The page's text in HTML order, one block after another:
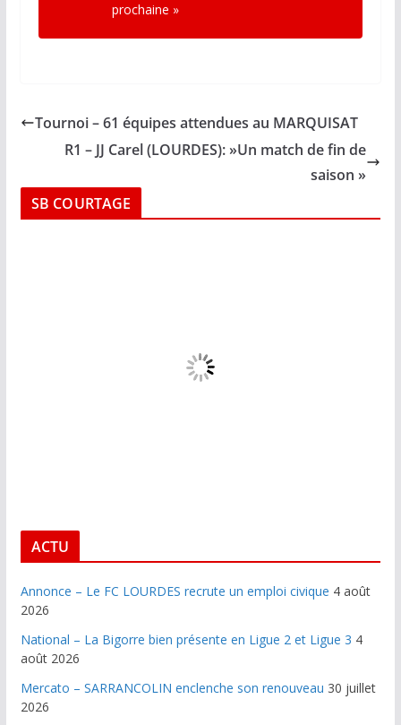
prochaine »
Tournoi – 61 équipes attendues au MARQUISAT
R1 – JJ Carel (LOURDES): »Un match de fin de
saison »
SB COURTAGE
ACTU
Annonce – Le FC LOURDES recrute un emploi civique 4 août
2026
National – La Bigorre bien présente en Ligue 2 et Ligue 3 4
août 2026
Mercato – SARRANCOLIN enclenche son renouveau 30 juillet
2026